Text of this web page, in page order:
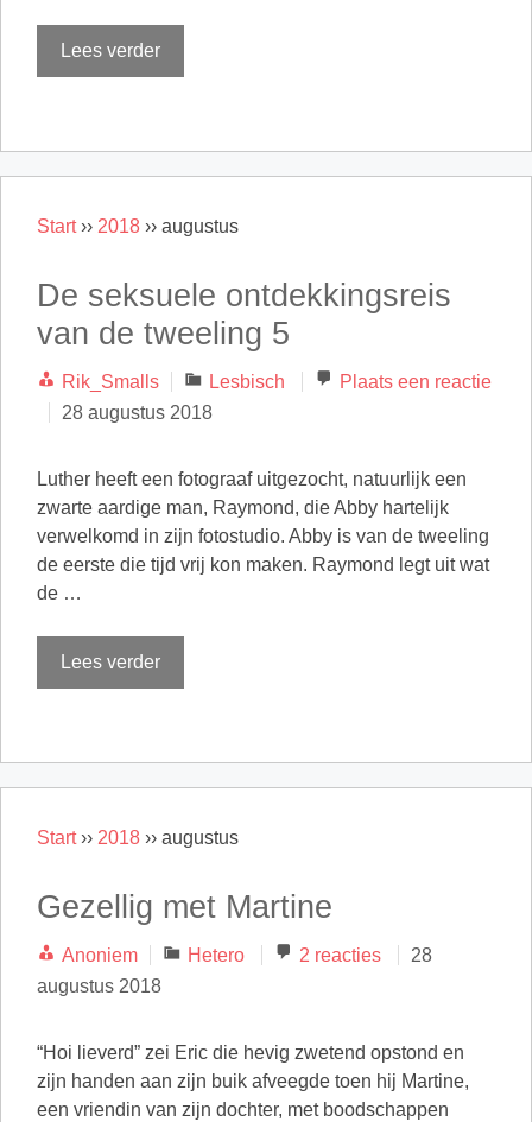
Lees verder
Start›› 2018 ›› augustus
De seksuele ontdekkingsreis
van de tweeling 5
Rik_Smalls Categorieën
Lesbisch
Plaats een reactie
28 augustus 2018
Luther heeft een fotograaf uitgezocht, natuurlijk een
zwarte aardige man, Raymond, die Abby hartelijk
verwelkomd in zijn fotostudio. Abby is van de tweeling
de eerste die tijd vrij kon maken. Raymond legt uit wat
de …
Lees verder
Start›› 2018 ›› augustus
Gezellig met Martine
Anoniem Categorieën
Hetero 2 reacties
28
augustus 2018
“Hoi lieverd” zei Eric die hevig zwetend opstond en
zijn handen aan zijn buik afveegde toen hij Martine,
een vriendin van zijn dochter, met boodschappen